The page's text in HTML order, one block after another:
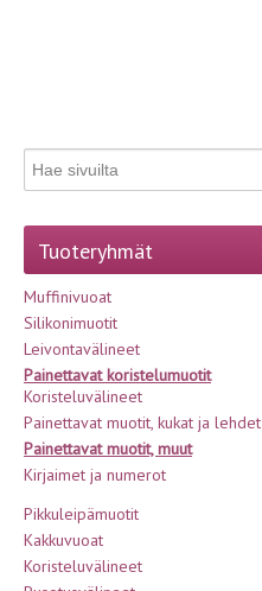
Tuoteryhmät
Muffinivuoat
Silikonimuotit
Leivontavälineet
Painettavat koristelumuotit
Koristeluvälineet
Painettavat muotit, kukat ja lehdet
Painettavat muotit, muut
Kirjaimet ja numerot
Pikkuleipämuotit
Kakkuvuoat
Koristeluvälineet